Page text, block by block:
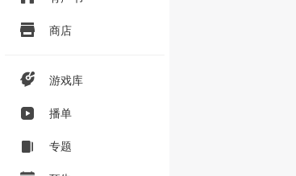
商店
游戏库
播单
专题